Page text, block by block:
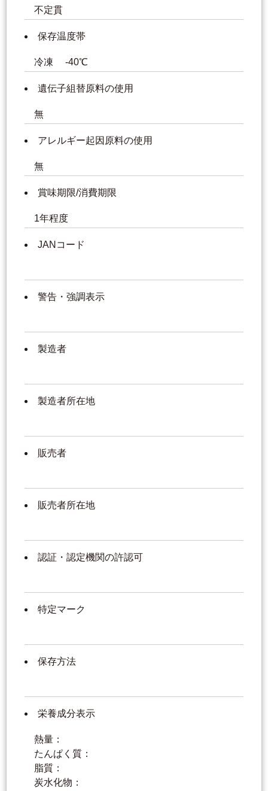
不定貫
保存温度帯
冷凍 -40℃
遺伝子組替原料の使用
無
アレルギー起因原料の使用
無
賞味期限/消費期限
1年程度
JANコード
警告・強調表示
製造者
製造者所在地
販売者
販売者所在地
認証・認定機関の許認可
特定マーク
保存方法
栄養成分表示
熱量：
たんぱく質：
脂質：
炭水化物：